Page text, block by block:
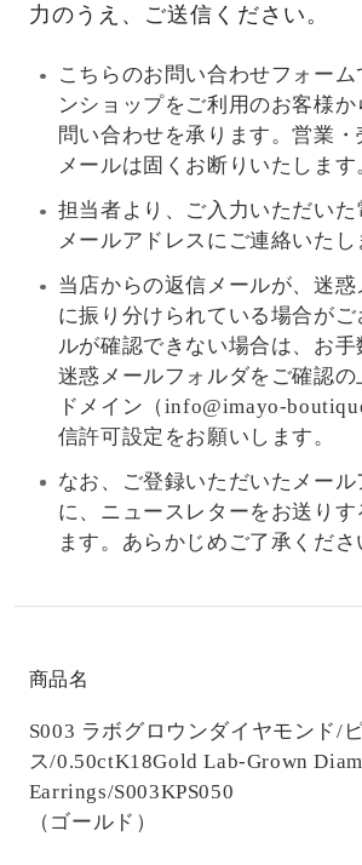
力のうえ、ご送信ください。
こちらのお問い合わせフォーム
ンショップをご利用のお客様
問い合わせを承ります。営業
メールは固くお断りいたします
担当者より、ご入力いただい
メールアドレスにご連絡いたし
当店からの返信メールが、迷
に振り分けられている場合が
ルが確認できない場合は、お
迷惑メールフォルダをご確認の
ドメイン（info@imayo-
信許可設定をお願いします。
なお、ご登録いただいたメール
に、ニュースレターをお送り
ます。あらかじめご了承くださ
商品名
S003 ラボグロウンダイヤモンド/
ス/0.50ctK18Gold Lab-Grown
Earrings/S003KPS050
（ゴールド）